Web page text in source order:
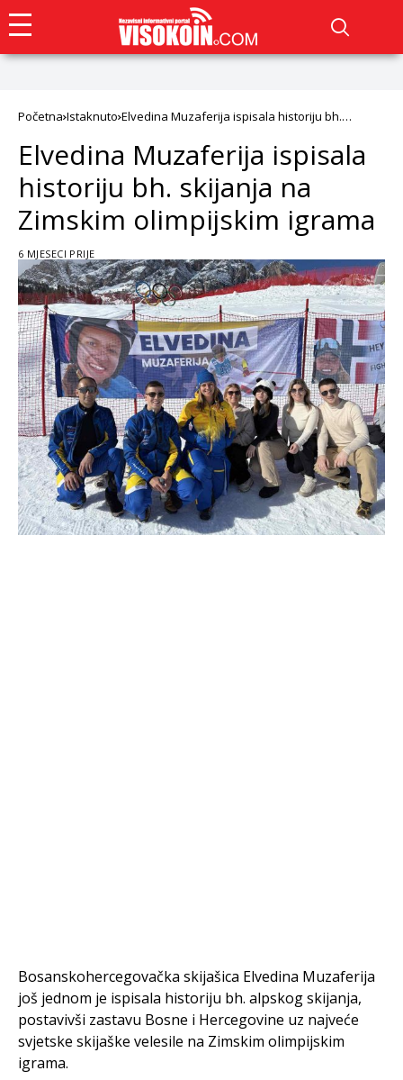
Početna Istaknuto Elvedina Muzaferija ispisala historiju bh.
Elvedina Muzaferija ispisala
historiju bh. skijanja na
Zimskim olimpijskim igrama
6 MJESECI PRIJE
Bosanskohercegovačka skijašica Elvedina Muzaferija
još jednom je ispisala historiju bh. alpskog skijanja,
postavivši zastavu Bosne i Hercegovine uz najveće
svjetske skijaške velesile na Zimskim olimpijskim
igrama.